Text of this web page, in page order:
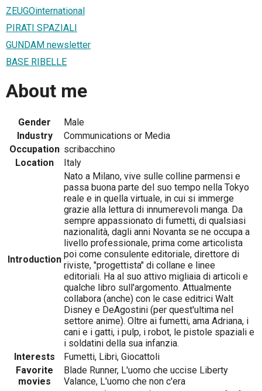
ZEUGOinternational
PIRATI SPAZIALI
GUNDAM newsletter
BASE RIBELLE
About me
Gender
Male
Industry
Communications or Media
Occupation scribacchino
Location
Italy
Introduction
Nato a Milano, vive sulle colline parmensi e
passa buona parte del suo tempo nella Tokyo
reale e in quella virtuale, in cui si immerge
grazie alla lettura di innumerevoli manga. Da
sempre appassionato di fumetti, di qualsiasi
nazionalità, dagli anni Novanta se ne occupa a
livello professionale, prima come articolista
poi come consulente editoriale, direttore di
riviste, "progettista" di collane e linee
editoriali. Ha al suo attivo migliaia di articoli e
qualche libro sull'argomento. Attualmente
collabora (anche) con le case editrici Walt
Disney e DeAgostini (per quest'ultima nel
settore anime). Oltre ai fumetti, ama Adriana, i
cani e i gatti, i pulp, i robot, le pistole spaziali e
i soldatini della sua infanzia.
Interests
Fumetti, Libri, Giocattoli
Favorite
movies
Blade Runner, L'uomo che uccise Liberty
Valance, L'uomo che non c'era